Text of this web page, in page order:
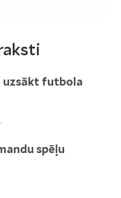
uzsākt futbola
spēļu